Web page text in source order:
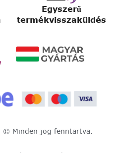
Egyszerű
termékvisszaküldés
© Minden jog fenntartva.